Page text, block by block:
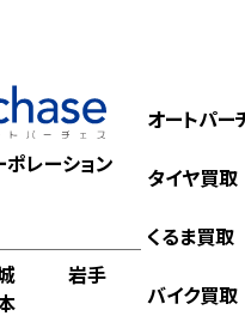
レーション
岩手
オートパ
タイヤ買取
くるま買取
バイク買取